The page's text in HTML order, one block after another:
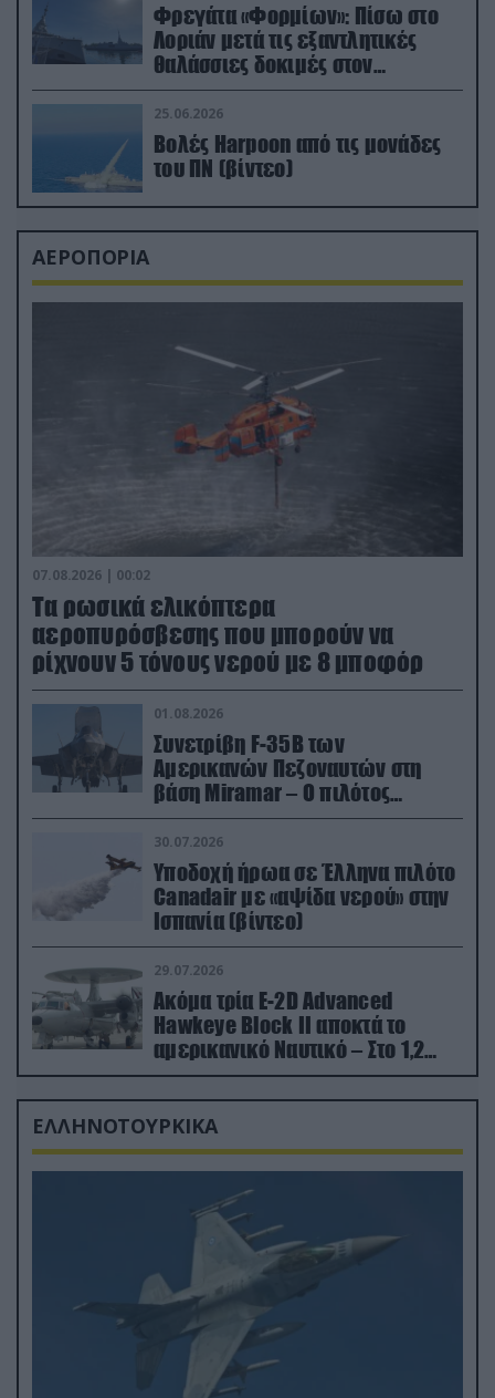
Φρεγάτα «Φορμίων»: Πίσω στο
Λοριάν μετά τις εξαντλητικές
θαλάσσιες δοκιμές στον
απαιτητικό Βισκαϊκό
25.06.2026
Βολές Harpoon από τις μονάδες
του ΠΝ (βίντεο)
ΑΕΡΟΠΟΡΙΑ
07.08.2026 | 00:02
Τα ρωσικά ελικόπτερα
αεροπυρόσβεσης που μπορούν να
ρίχνουν 5 τόνους νερού με 8 μποφόρ
01.08.2026
Συνετρίβη F-35B των
Αμερικανών Πεζοναυτών στη
βάση Miramar – Ο πιλότος
εκτινάχθηκε εγκαίρως
30.07.2026
Υποδοχή ήρωα σε Έλληνα πιλότο
Canadair με «αψίδα νερού» στην
Ισπανία (βίντεο)
29.07.2026
Ακόμα τρία E-2D Advanced
Hawkeye Block II αποκτά το
αμερικανικό Ναυτικό – Στο 1,2
δισ.δολάρια το κόστος
ΕΛΛΗΝΟΤΟΥΡΚΙΚΑ